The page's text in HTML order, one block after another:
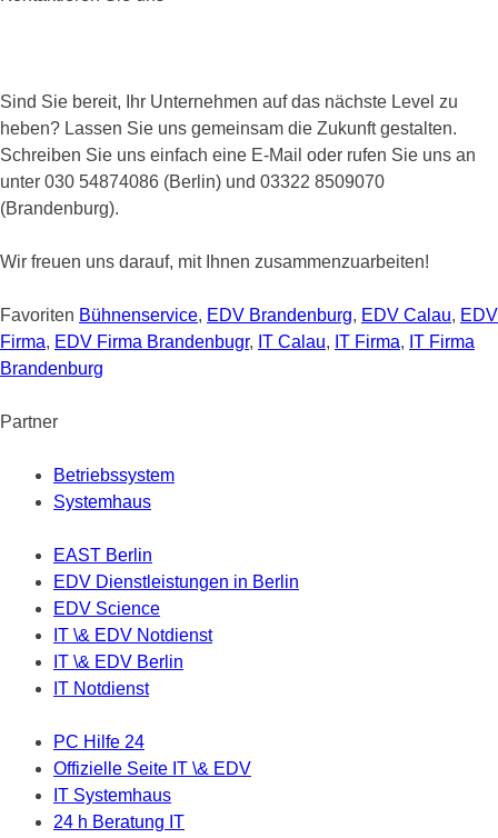
Sind Sie bereit, Ihr Unternehmen auf das nächste Level zu
heben? Lassen Sie uns gemeinsam die Zukunft gestalten.
Schreiben Sie uns einfach eine E-Mail oder rufen Sie uns an
unter 030 54874086 (Berlin) und 03322 8509070
(Brandenburg).
Wir freuen uns darauf, mit Ihnen zusammenzuarbeiten!
Favoriten Bühnenservice, EDV Brandenburg, EDV Calau, EDV
Firma, EDV Firma Brandenbugr, IT Calau, IT Firma, IT Firma
Brandenburg
Partner
Betriebssystem
Systemhaus
EAST Berlin
EDV Dienstleistungen in Berlin
EDV Science
IT \& EDV Notdienst
IT \& EDV Berlin
IT Notdienst
PC Hilfe 24
Offizielle Seite IT \& EDV
IT Systemhaus
24 h Beratung IT